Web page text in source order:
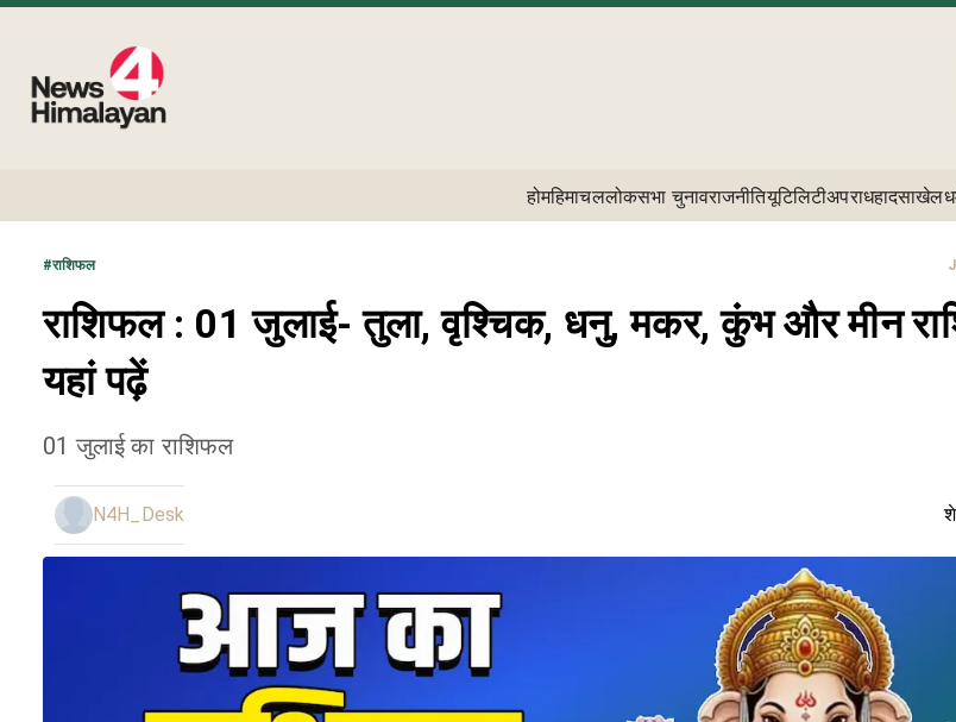
होमहिमाचललोकसभा चुनावराजनीतियूटिलिटीअपराधहादसाखेल
#राशिफल
राशिफल : 01 जुलाई- तुला, वृश्चिक, धनु, मकर, कुंभ और मीन
यहां पढ़ें
01 जुलाई का राशिफल
N4H_Desk